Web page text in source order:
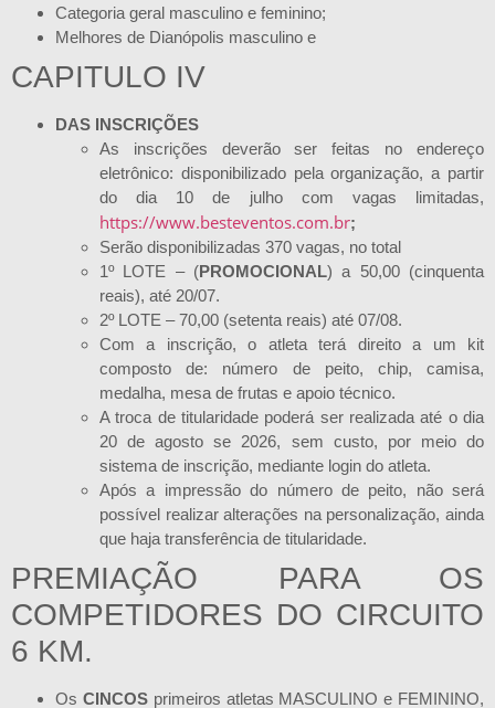
Categoria geral masculino e feminino;
Melhores de Dianópolis masculino e
CAPITULO IV
DAS INSCRIÇÕES
As inscrições deverão ser feitas no endereço
eletrônico: disponibilizado pela organização, a partir
do dia 10 de julho com vagas limitadas,
https://www.besteventos.com.br;
Serão disponibilizadas 370 vagas, no total
1º LOTE – (PROMOCIONAL) a 50,00 (cinquenta
reais), até 20/07.
2º LOTE – 70,00 (setenta reais) até 07/08.
Com a inscrição, o atleta terá direito a um kit
composto de: número de peito, chip, camisa,
medalha, mesa de frutas e apoio técnico.
A troca de titularidade poderá ser realizada até o dia
20 de agosto se 2026, sem custo, por meio do
sistema de inscrição, mediante login do atleta.
Após a impressão do número de peito, não será
possível realizar alterações na personalização, ainda
que haja transferência de titularidade.
PREMIAÇÃO PARA OS
COMPETIDORES DO CIRCUITO
6 KM.
Os CINCOS primeiros atletas MASCULINO e FEMININO,